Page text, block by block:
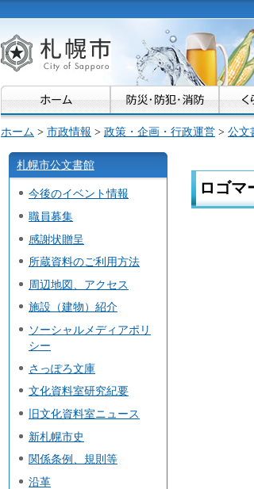
札幌市
ホーム > 市政情報 > 政策・企画・行政運営 > 公文
札幌市公文書館
今後のイベント情報
職員募集
感謝状贈呈
所蔵資料のご利用方法
周辺地図、アクセス
施設（建物）紹介
ソーシャルメディアポリ
シー
さっぽろ文庫
文化資料室研究紀要
旧文化資料室ニュース
新札幌市史
関係条例、規則等
沿革
ロゴマ